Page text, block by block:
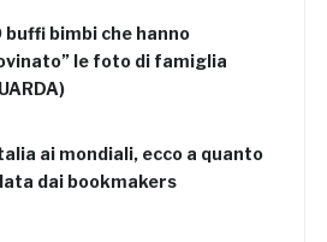
buffi bimbi che hanno
le foto di famiglia
ai mondiali, ecco a quanto
dai bookmakers